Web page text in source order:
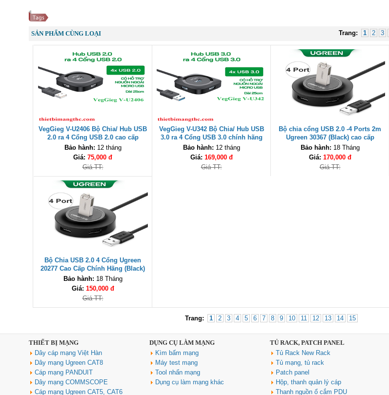
Trang: 1 2 3
SẢN PHẨM CÙNG LOẠI
VegGieg V-U2406 Bộ Chia/ Hub USB
2.0 ra 4 Cổng USB 2.0 cao cấp
Bảo hành: 12 tháng
Giá: 75,000 đ
Giá TT:
VegGieg V-U342 Bộ Chia/ Hub USB
3.0 ra 4 Cổng USB 3.0 chính hãng
Bảo hành: 12 tháng
Giá: 169,000 đ
Giá TT:
Bộ chia cổng USB 2.0 -4 Ports 2m
Ugreen 30367 (Black) cao cấp
Bảo hành: 18 Tháng
Giá: 170,000 đ
Giá TT:
Bộ Chia USB 2.0 4 Cổng Ugreen
20277 Cao Cấp Chính Hãng (Black)
Bảo hành: 18 Tháng
Giá: 150,000 đ
Giá TT:
Trang: 1 2 3 4 5 6 7 8 9 10 11 12 13 14 15
THIẾT BỊ MẠNG
Dây cáp mạng Việt Hàn
Dây mạng Ugreen CAT8
Cáp mạng PANDUIT
Dây mạng COMMSCOPE
Cáp mạng Ugreen CAT5, CAT6
DỤNG CỤ LÀM MẠNG
Kìm bấm mạng
Máy test mạng
Tool nhấn mạng
Dụng cụ làm mạng khác
TỦ RACK, PATCH PANEL
Tủ Rack New Rack
Tủ mạng, tủ rack
Patch panel
Hộp, thanh quản lý cáp
Thanh nguồn ổ cắm PDU